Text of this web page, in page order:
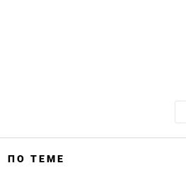
ПО ТЕМЕ